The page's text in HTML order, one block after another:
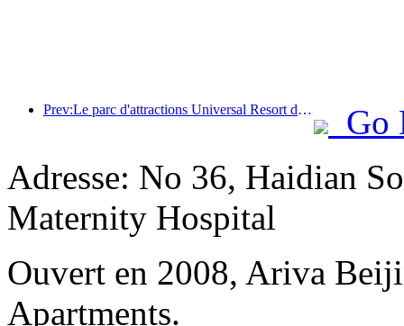
Prev:Le parc d'attractions Universal Resort de Pékin lancera son événement du Nouvel An chinois le 23 janvier, qui durera 40 jours.
Go
Adresse: No 36, Haidian
Maternity Hospital
Ouvert en 2008, Ariva
Apartments.